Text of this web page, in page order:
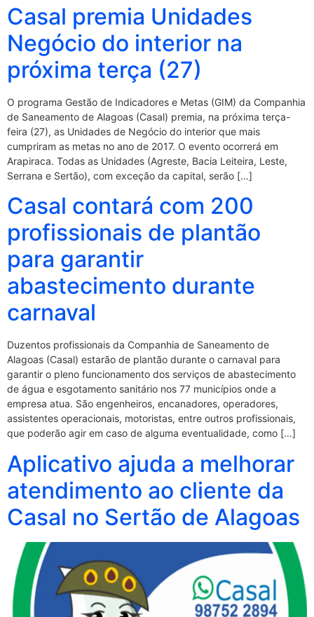
Casal premia Unidades
Negócio do interior na
próxima terça (27)
O programa Gestão de Indicadores e Metas (GIM) da Companhia
de Saneamento de Alagoas (Casal) premia, na próxima terça-
feira (27), as Unidades de Negócio do interior que mais
cumpriram as metas no ano de 2017. O evento ocorrerá em
Arapiraca. Todas as Unidades (Agreste, Bacia Leiteira, Leste,
Serrana e Sertão), com exceção da capital, serão […]
Casal contará com 200
profissionais de plantão
para garantir
abastecimento durante
carnaval
Duzentos profissionais da Companhia de Saneamento de
Alagoas (Casal) estarão de plantão durante o carnaval para
garantir o pleno funcionamento dos serviços de abastecimento
de água e esgotamento sanitário nos 77 municípios onde a
empresa atua. São engenheiros, encanadores, operadores,
assistentes operacionais, motoristas, entre outros profissionais,
que poderão agir em caso de alguma eventualidade, como […]
Aplicativo ajuda a melhorar
atendimento ao cliente da
Casal no Sertão de Alagoas